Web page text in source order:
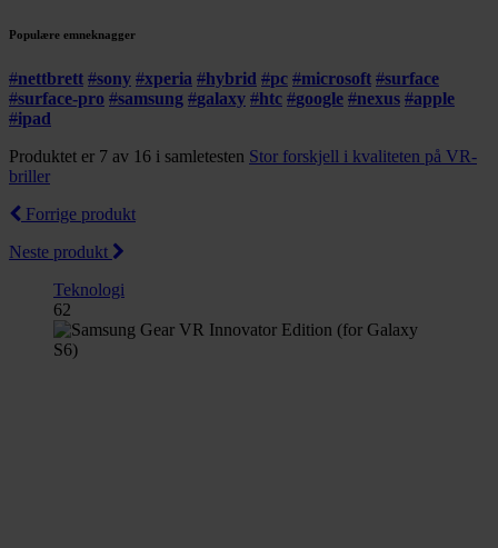
Populære emneknagger
#nettbrett #sony #xperia #hybrid #pc #microsoft #surface
#surface-pro #samsung #galaxy #htc #google #nexus #apple
#ipad
Produktet er 7 av 16 i samletesten Stor forskjell i kvaliteten på VR-
briller
Forrige produkt
Neste produkt
Teknologi
62